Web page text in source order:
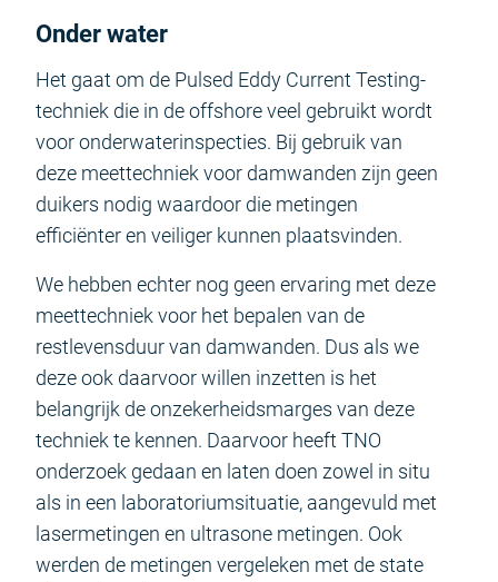
Onder water
Het gaat om de Pulsed Eddy Current Testing-
techniek die in de offshore veel gebruikt wordt
voor onderwaterinspecties. Bij gebruik van
deze meettechniek voor damwanden zijn geen
duikers nodig waardoor die metingen
efficiënter en veiliger kunnen plaatsvinden.
We hebben echter nog geen ervaring met deze
meettechniek voor het bepalen van de
restlevensduur van damwanden. Dus als we
deze ook daarvoor willen inzetten is het
belangrijk de onzekerheidsmarges van deze
techniek te kennen. Daarvoor heeft TNO
onderzoek gedaan en laten doen zowel in situ
als in een laboratoriumsituatie, aangevuld met
lasermetingen en ultrasone metingen. Ook
werden de metingen vergeleken met de state